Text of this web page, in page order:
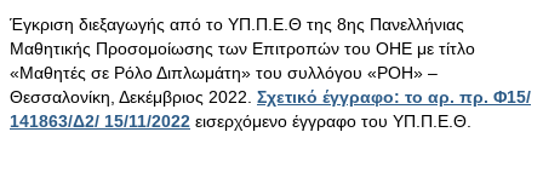
Έγκριση διεξαγωγής από το ΥΠ.Π.Ε.Θ της 8ης Πανελλήνιας
Μαθητικής Προσομοίωσης των Επιτροπών του ΟΗΕ με τίτλο
«Μαθητές σε Ρόλο Διπλωμάτη» του συλλόγου «ΡΟΗ» –
Θεσσαλονίκη, Δεκέμβριος 2022. Σχετικό έγγραφο: το αρ. πρ. Φ15/
141863/Δ2/ 15/11/2022 εισερχόμενο έγγραφο του ΥΠ.Π.Ε.Θ.